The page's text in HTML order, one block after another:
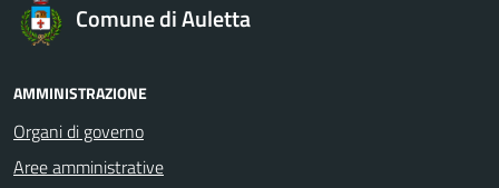
Comune di Auletta
AMMINISTRAZIONE
Organi di governo
Aree amministrative